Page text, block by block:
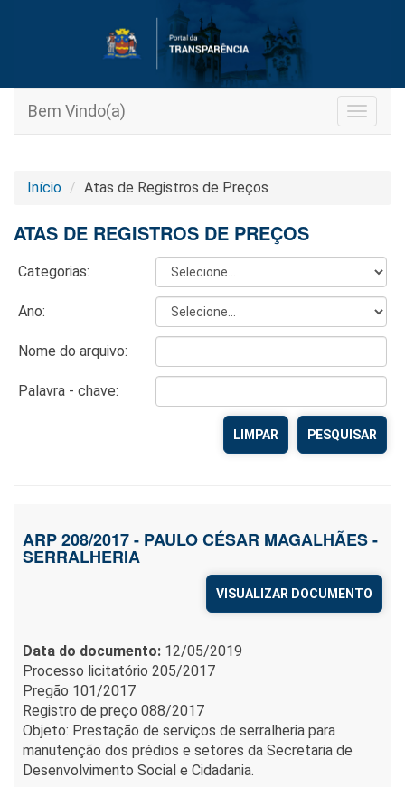
Toggle
Bem Vindo(a)
Início Atas de Registros de Preços
ATAS DE REGISTROS DE PREÇOS
Categorias:
Ano:
Nome do arquivo:
Palavra - chave:
LIMPAR
ARP 208/2017 - PAULO CÉSAR MAGALHÃES -
SERRALHERIA
VISUALIZAR DOCUMENTO
Data do documento: 12/05/2019
Processo licitatório 205/2017
Pregão 101/2017
Registro de preço 088/2017
Objeto: Prestação de serviços de serralheria para
manutenção dos prédios e setores da Secretaria de
Desenvolvimento Social e Cidadania.